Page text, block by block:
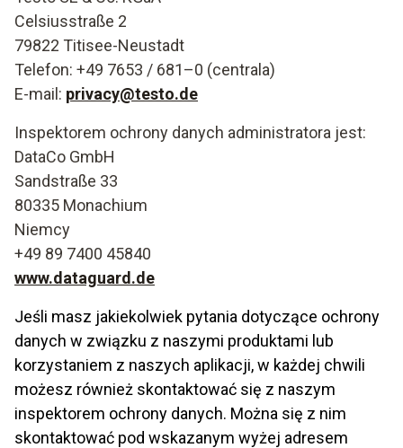
Celsiusstraße 2
79822 Titisee-Neustadt
Telefon: +49 7653 / 681–0 (centrala)
E-mail: privacy@testo.de
Inspektorem ochrony danych administratora jest:
DataCo GmbH
Sandstraße 33
80335 Monachium
Niemcy
+49 89 7400 45840
www.dataguard.de
Jeśli masz jakiekolwiek pytania dotyczące ochrony
danych w związku z naszymi produktami lub
korzystaniem z naszych aplikacji, w każdej chwili
możesz również skontaktować się z naszym
inspektorem ochrony danych. Można się z nim
skontaktować pod wskazanym wyżej adresem